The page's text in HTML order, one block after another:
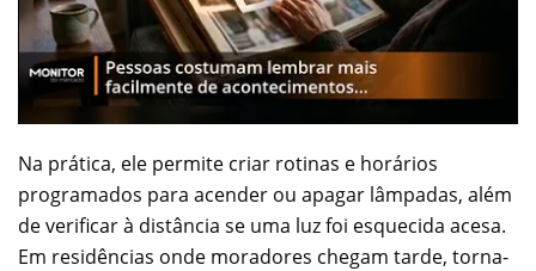
Na prática, ele permite criar rotinas e horários
programados para acender ou apagar lâmpadas, além
de verificar à distância se uma luz foi esquecida acesa.
Em residências onde moradores chegam tarde, torna-